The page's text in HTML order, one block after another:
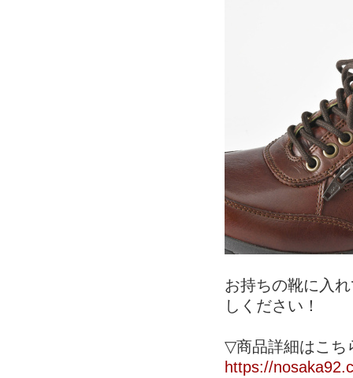
お持ちの靴に入
しください！
▽商品詳細はこち
https://